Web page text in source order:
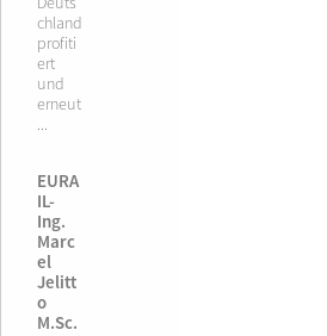
chland
profiti
ert
und
erneut
...
EURA
IL-
Ing.
Marc
el
Jelitt
o
M.Sc.